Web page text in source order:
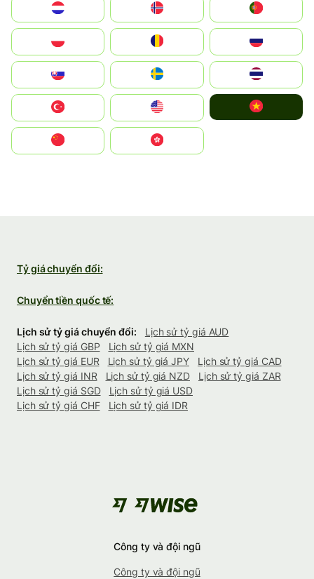
United States
中國香港特別行政區
Tỷ giá chuyển đổi:
Chuyển tiền quốc tế:
Lịch sử tỷ giá chuyển đổi:
Lịch sử tỷ giá AUD
Lịch sử tỷ giá GBP
Lịch sử tỷ giá MXN
Lịch sử tỷ giá EUR
Lịch sử tỷ giá JPY
Lịch sử tỷ giá CAD
Lịch sử tỷ giá INR
Lịch sử tỷ giá NZD
Lịch sử tỷ giá ZAR
Lịch sử tỷ giá SGD
Lịch sử tỷ giá USD
Lịch sử tỷ giá CHF
Lịch sử tỷ giá IDR
Công ty và đội ngũ
Công ty và đội ngũ